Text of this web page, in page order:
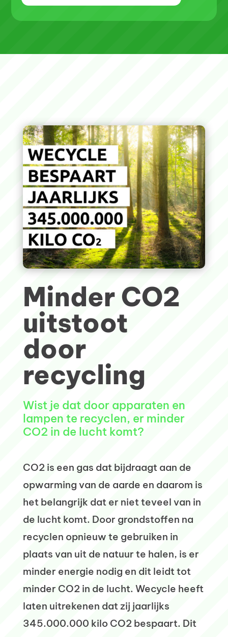
Minder CO2
uitstoot
door
recycling
Wist je dat door apparaten en
lampen te recyclen, er minder
CO2 in de lucht komt?
CO2 is een gas dat bijdraagt aan de
opwarming van de aarde en daarom is
het belangrijk dat er niet teveel van in
de lucht komt. Door grondstoffen na
recyclen opnieuw te gebruiken in
plaats van uit de natuur te halen, is er
minder energie nodig en dit leidt tot
minder CO2 in de lucht. Wecycle heeft
laten uitrekenen dat zij jaarlijks
345.000.000 kilo CO2 bespaart. Dit